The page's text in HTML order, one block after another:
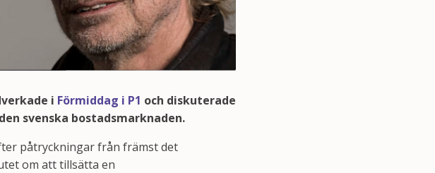
i Förmiddag i P1 och diskuterade
svenska bostadsmarknaden.
påtryckningar från främst det
om att tillsätta en